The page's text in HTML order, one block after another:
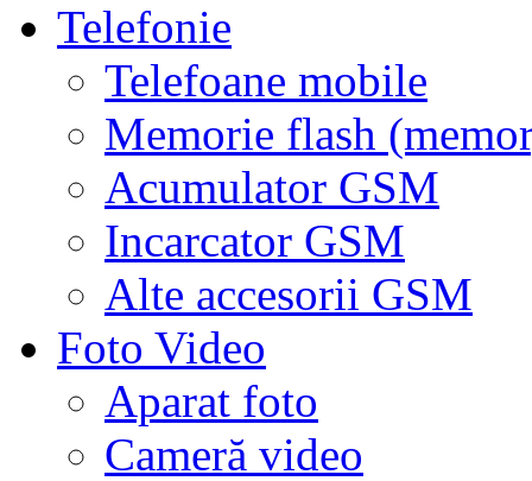
Telefonie
Telefoane mobile
Memorie flash
Acumulator GSM
Incarcator GSM
Alte accesorii GSM
Foto Video
Aparat foto
Cameră video